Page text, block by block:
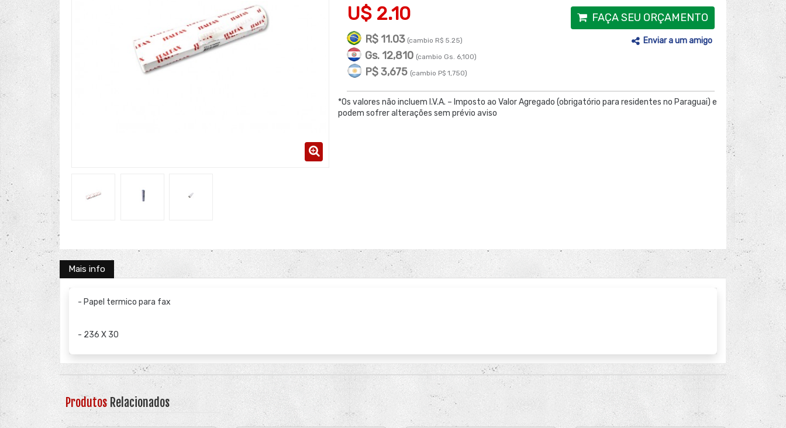
U$ 2.10
R$ 11.03(cambio R$ 5.25)
Gs. 12,810 (cambio Gs. 6,100)
P$ 3,675 (cambio P$ 1,750)
FAÇA SEU ORÇAMENTO
Enviar a um amigo
*Os valores não incluem I.V.A. – Imposto ao Valor Agregado (obrigatório para residentes no Paraguai) e
podem sofrer alterações sem prévio aviso
Mais info
- Papel termico para fax
- 236 X 30
Produtos Relacionados